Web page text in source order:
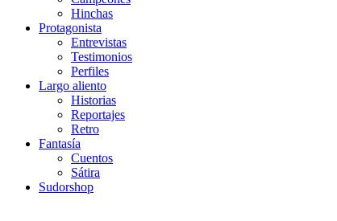
Hinchas
Protagonista
Entrevistas
Testimonios
Perfiles
Largo aliento
Historias
Reportajes
Retro
Fantasía
Cuentos
Sátira
Sudorshop